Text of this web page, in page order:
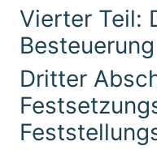
Vierter Teil:
Besteuerung
Dritter